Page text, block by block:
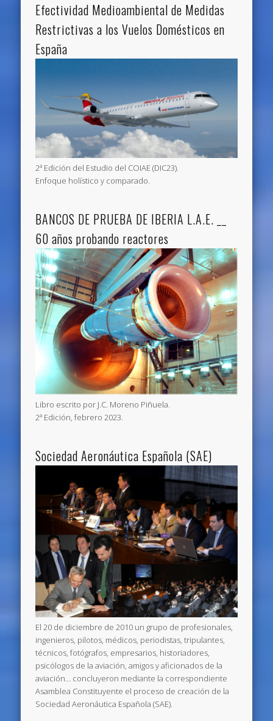
Efectividad Medioambiental de Medidas
Restrictivas a los Vuelos Domésticos en
España
2ª Edición del Estudio del COIAE (DIC23).
Enfoque holístico y comparado.
BANCOS DE PRUEBA DE IBERIA L.A.E. __
60 años probando reactores
Libro escrito por J.C. Moreno Piñuela.
2ª Edición, febrero 2023.
Sociedad Aeronáutica Española (SAE)
El 20 de diciembre de 2010 un grupo de profesionales,
ingenieros, pilotos, médicos, periodistas, tripulantes,
técnicos, fotógrafos, empresarios, historiadores,
psicólogos de la aviación, amigos y aficionados de la
aviación… concluyeron mediante la correspondiente
Asamblea Constituyente el proceso de creación de la
Sociedad Aeronáutica Española (SAE).